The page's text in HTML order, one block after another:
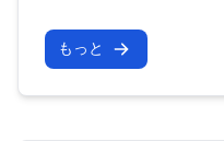
もっと